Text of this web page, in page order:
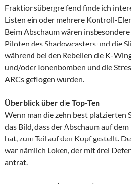
Fraktionsübergreifend finde ich
Listen ein oder mehrere Kontroll-
Beim Abschaum wären
Piloten des Shadowcasters und die
während bei den Rebellen die K-
und/oder Ionenbomben und die
ARCs geflogen wurden.
Überblick über die Top-Ten
Wenn man die zehn best platzierten
das Bild, dass der Abschaum auf
hat, zum Teil auf den Kopf gestellt.
war nämlich Loken, der mit drei
antrat.